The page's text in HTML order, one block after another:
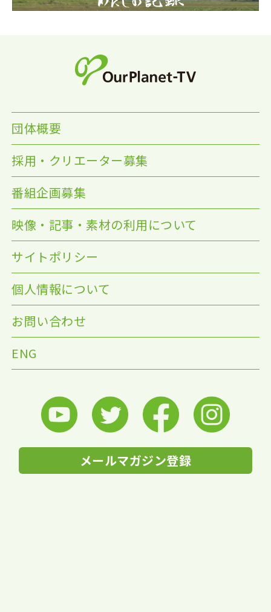
団体概要
採用・クリエーター募集
番組企画募集
映像・記事・素材の利用について
サイトポリシー
個人情報について
お問い合わせ
ENG
メールマガジン登録